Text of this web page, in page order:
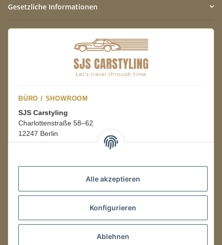
Alle akzeptieren
Konfigurieren
Ablehnen
Gesetzliche Informationen
BÜRO / SHOWROOM
SJS Carstyling
Charlottenstraße 58–62
12247 Berlin
08:00–16:00 Uhr
LAGER / RETOUREN
Packmonster Fulfillment
SJS Carstyling Lager